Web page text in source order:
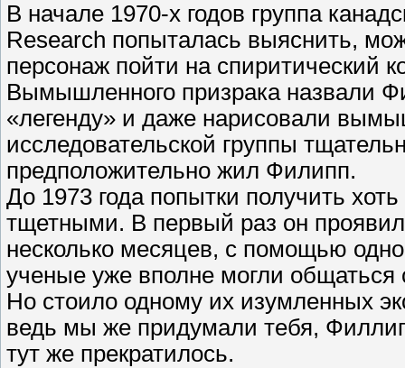
В начале 1970-х годов группа
Research попыталась выяснить,
персонаж пойти на спиритический
Вымышленного призрака назвали
«легенду» и даже нарисовали
исследовательской группы
предположительно жил Филипп.
До 1973 года попытки получить
тщетными. В первый раз он проявил
несколько месяцев, с помощью
ученые уже вполне могли
Но стоило одному их изумленных
ведь мы же придумали тебя,
тут же прекратилось.